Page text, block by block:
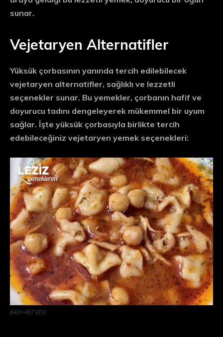
sunar.
Vejetaryen Alternatifler
Yüksük çorbasının yanında tercih edilebilecek
vejetaryen alternatifler, sağlıklı ve lezzetli
seçenekler sunar. Bu yemekler, çorbanın hafif ve
doyurucu tadını dengeleyerek mükemmel bir uyum
sağlar. İşte yüksük çorbasıyla birlikte tercih
edebileceğiniz vejetaryen yemek seçenekleri:
640×467 003